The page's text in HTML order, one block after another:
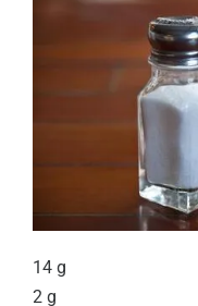
14 g
2 g